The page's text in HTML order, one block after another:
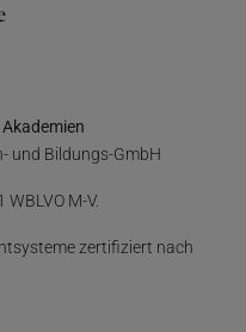
Akademien
und Bildungs-GmbH
M-V.
zertifiziert nach